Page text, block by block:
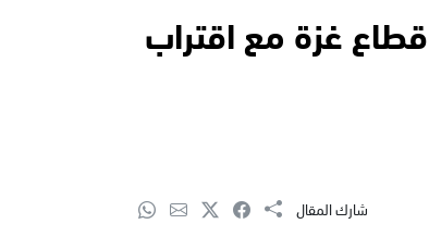
قطاع غزة مع اقتراب
شارك المقال